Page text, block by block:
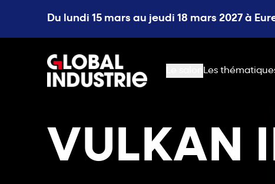
Du lundi 15 mars au jeudi 18 mars 2027 à
page.home
Les
VULKAN